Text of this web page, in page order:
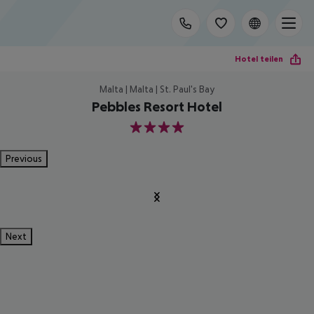
Hotel teilen
Malta | Malta | St. Paul's Bay
Pebbles Resort Hotel
4
Previous
Next